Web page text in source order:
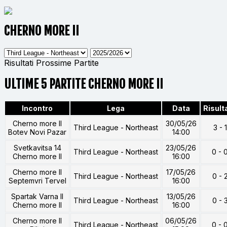
CHERNO MORE II
Risultati Prossime Partite
ULTIME 5 PARTITE CHERNO MORE II
Incontro Lega Data
Cherno more II
Botev Novi Pazar
Third League - Northeast
30/05/26
14:00
3 - 1
Svetkavitsa 14
Cherno more II
Third League - Northeast
23/05/26
16:00
0 - 0
Cherno more II
Septemvri Tervel
Third League - Northeast
17/05/26
16:00
0 - 2
Spartak Varna II
Cherno more II
Third League - Northeast
13/05/26
16:00
0 - 3
Cherno more II
Third League - Northeast
06/05/26
0 - 0